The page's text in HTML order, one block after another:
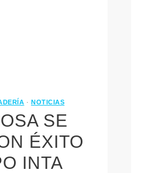
· NOTICIAS
SE
ÉXITO
INTA